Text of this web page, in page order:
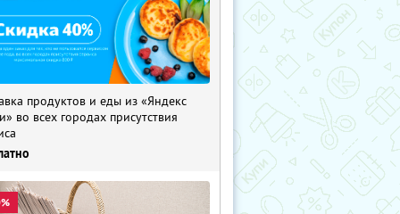
продуктов и еды из «Яндекс
во всех городах присутствия